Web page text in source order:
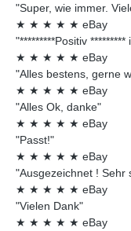
"Super, wie immer.
★ ★ ★ ★ ★ eBay
"*********Positiv
★ ★ ★ ★ ★ eBay
"Alles bestens, gerne
★ ★ ★ ★ ★ eBay
"Alles Ok, danke"
★ ★ ★ ★ ★ eBay
"Passt!"
★ ★ ★ ★ ★ eBay
"Ausgezeichnet ! Sehr
★ ★ ★ ★ ★ eBay
"Vielen Dank"
★ ★ ★ ★ ★ eBay